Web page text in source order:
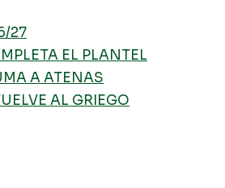
27
EL PLANTEL
A ATENAS
AL GRIEGO